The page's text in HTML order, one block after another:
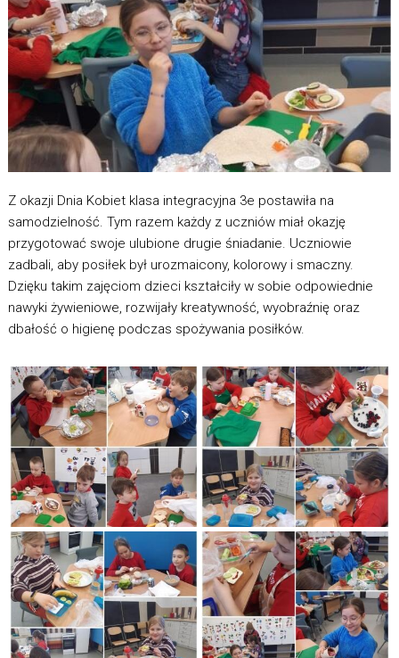
Z okazji Dnia Kobiet klasa integracyjna 3e postawiła na
samodzielność. Tym razem każdy z uczniów miał okazję
przygotować swoje ulubione drugie śniadanie. Uczniowie
zadbali, aby posiłek był urozmaicony, kolorowy i smaczny.
Dzięku takim zajęciom dzieci kształciły w sobie odpowiednie
nawyki żywieniowe, rozwijały kreatywność, wyobraźnię oraz
dbałość o higienę podczas spożywania posiłków.